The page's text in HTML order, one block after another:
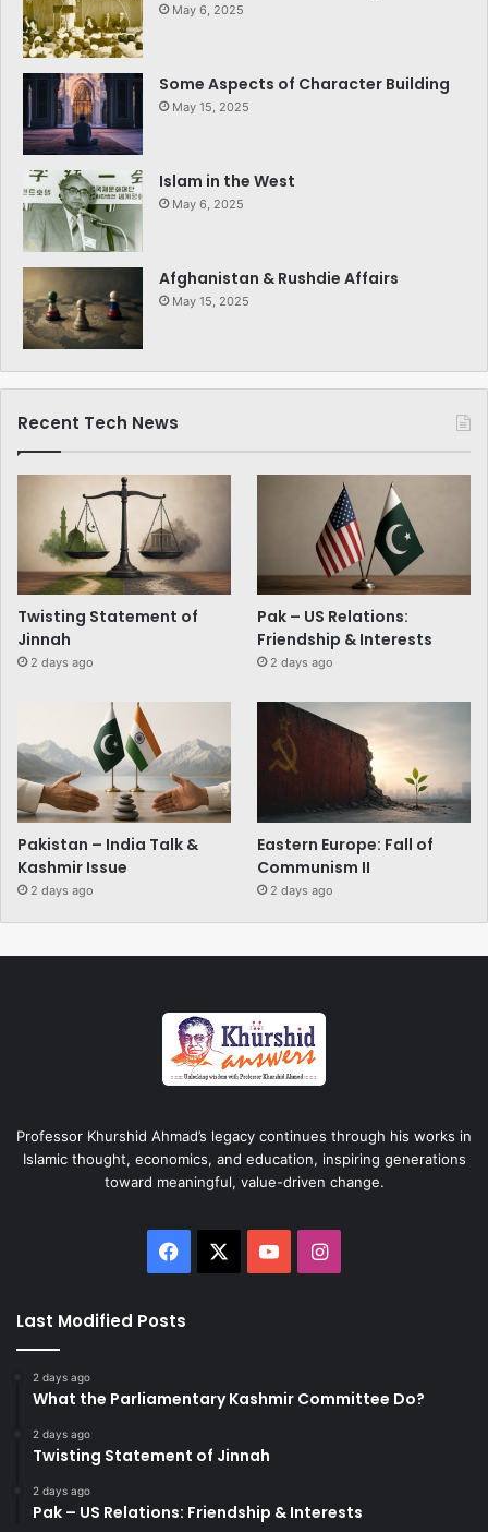
May 6, 2025
Some Aspects of Character Building
May 15, 2025
Islam in the West
May 6, 2025
Afghanistan & Rushdie Affairs
May 15, 2025
Recent Tech News
Twisting Statement of
Jinnah
2 days ago
Pak – US Relations:
Friendship & Interests
2 days ago
Pakistan – India Talk &
Kashmir Issue
2 days ago
Eastern Europe: Fall of
Communism II
2 days ago
Professor Khurshid Ahmad’s legacy continues through his works in
Islamic thought, economics, and education, inspiring generations
toward meaningful, value-driven change.
Facebook YouTubeInstagram
Last Modified Posts
2 days ago
What the Parliamentary Kashmir Committee Do?
2 days ago
Twisting Statement of Jinnah
2 days ago
Pak – US Relations: Friendship & Interests